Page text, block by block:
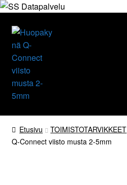
Siirry
navigointiin
Siirry
sisältöön
Etusivu
Tuotteet
Etusivu TOIMISTOTARVIKKEET
Q-Connect viisto musta 2-5mm